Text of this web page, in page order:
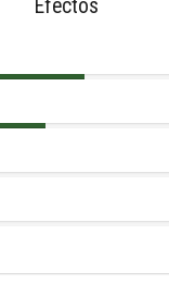
Efectos